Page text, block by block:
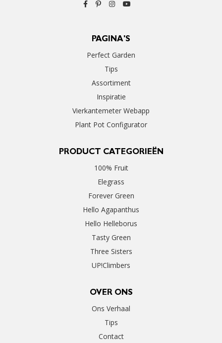
PAGINA'S
Perfect Garden
Tips
Assortiment
Inspiratie
Vierkantemeter Webapp
Plant Pot Configurator
PRODUCT CATEGORIEËN
100% Fruit
Elegrass
Forever Green
Hello Agapanthus
Hello Helleborus
Tasty Green
Three Sisters
UP!Climbers
OVER ONS
Ons Verhaal
Tips
Contact